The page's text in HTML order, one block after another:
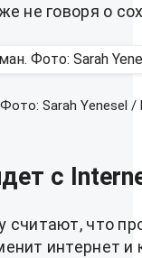
не говоря о
Sarah Yenesel /
с
считают, что
интернет